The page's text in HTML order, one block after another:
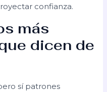
confianza.
más
dicen de
sí patrones